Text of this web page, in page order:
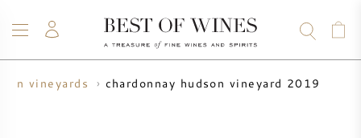
WEIN
CHAMPAGNER
WHISKY
RUM
SPIRITUOSEN
ANGEBOTE
BLOG
ÜBER UNS
vineyards chardonnay hudson vineyard 2019